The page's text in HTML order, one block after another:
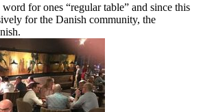
for ones “regular table” and since this
for the Danish community, the